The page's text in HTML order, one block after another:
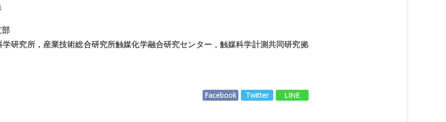
研究所，産業技術総合研究所触媒化学融合研究センター，触媒科学計測共同研究拠
Facebook Twitter LINE